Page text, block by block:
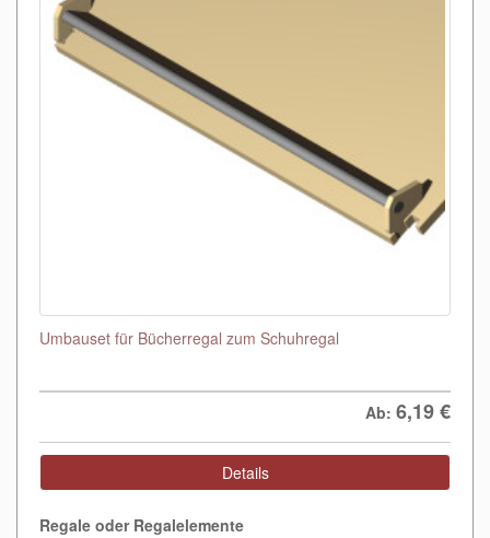
Umbauset für Bücherregal zum Schuhregal
Ab: 6,19€
Details
Regale oder Regalelemente